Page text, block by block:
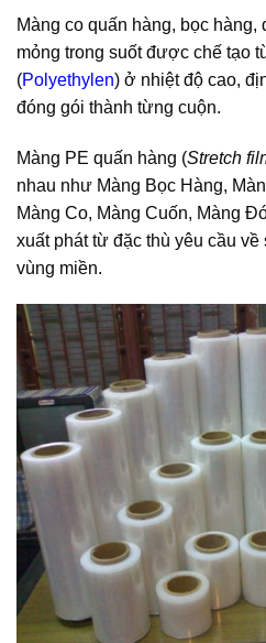
Màng co quấn hàng, bọc
mỏng trong suốt được chế tạo
(Polyethylen) ở nhiệt độ cao,
đóng gói thành từng cuộn.
Màng PE quấn hàng (Stretch
nhau như Màng Bọc Hàng,
Màng Co, Màng Cuốn, Màng
xuất phát từ đặc thù yêu cầu
vùng miền.